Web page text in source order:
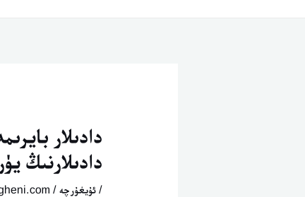
دادىلار
دادىلارنىڭ
/ ئۇيغۇرچە/ By